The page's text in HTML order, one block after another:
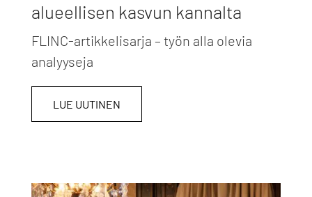
alueellisen kasvun kannalta
FLINC-artikkelisarja – työn alla olevia
analyyseja
LUE UUTINEN